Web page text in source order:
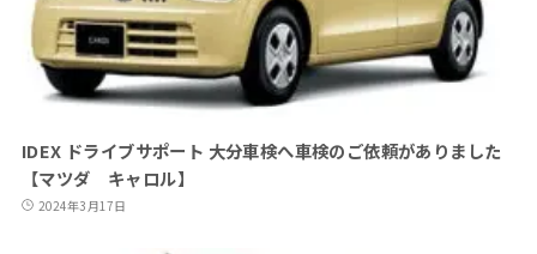
IDEX ドライブサポート 大分車検へ車検のご依頼がありました
【マツダ キャロル】
2024年3月17日